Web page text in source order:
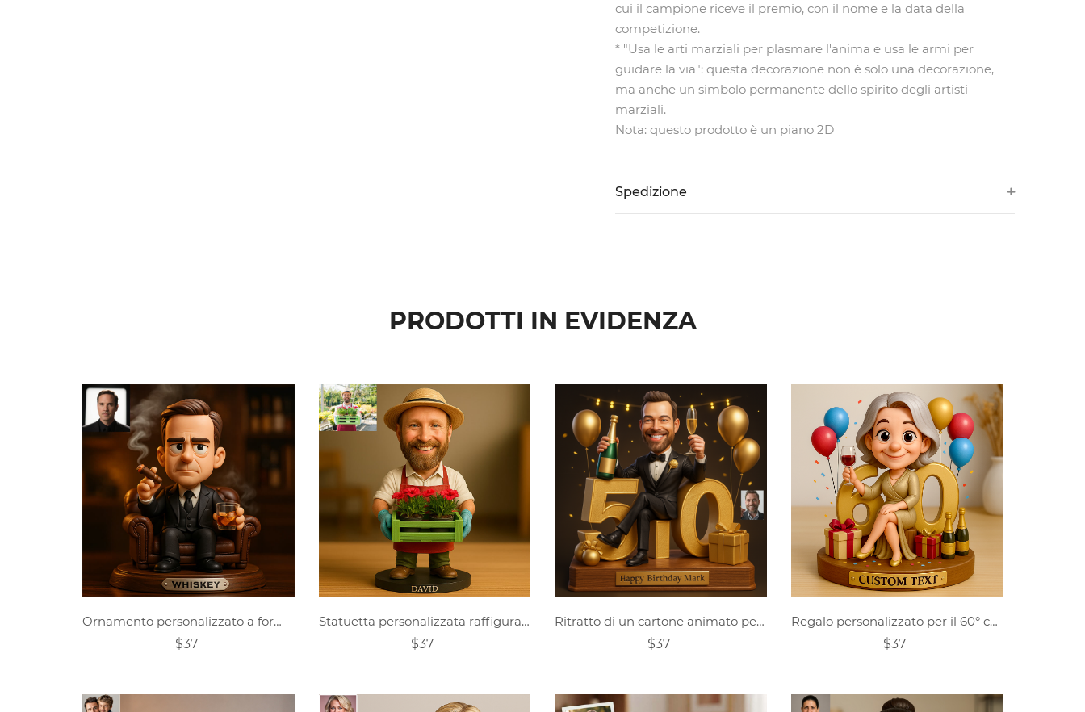
cui il campione riceve il premio, con il nome e la data della
competizione.
* "Usa le arti marziali per plasmare l'anima e usa le armi per
guidare la via": questa decorazione non è solo una decorazione,
ma anche un simbolo permanente dello spirito degli artisti
marziali.
Nota: questo prodotto è un piano 2D
Spedizione
PRODOTTI IN EVIDENZA
Ornamento personalizzato a forma di sigaro da gentiluomo con foto
$37
Statuetta personalizzata raffigurante un giardiniere dei cartoni animati
$37
Ritratto di un cartone animato personalizzato come regalo per il 50° compleanno di un uomo
$37
Regalo personalizzato per il 60° compleanno delle donne
$37